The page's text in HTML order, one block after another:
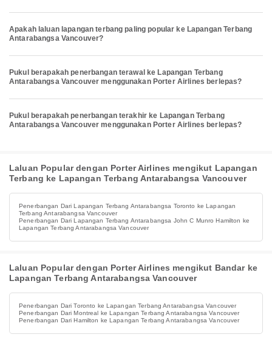
Apakah laluan lapangan terbang paling popular ke Lapangan Terbang
Antarabangsa Vancouver?
Pukul berapakah penerbangan terawal ke Lapangan Terbang
Antarabangsa Vancouver menggunakan Porter Airlines berlepas?
Pukul berapakah penerbangan terakhir ke Lapangan Terbang
Antarabangsa Vancouver menggunakan Porter Airlines berlepas?
Laluan Popular dengan Porter Airlines mengikut Lapangan
Terbang ke Lapangan Terbang Antarabangsa Vancouver
Penerbangan Dari Lapangan Terbang Antarabangsa Toronto ke Lapangan
Terbang Antarabangsa Vancouver
Penerbangan Dari Lapangan Terbang Antarabangsa John C Munro Hamilton ke
Lapangan Terbang Antarabangsa Vancouver
Laluan Popular dengan Porter Airlines mengikut Bandar ke
Lapangan Terbang Antarabangsa Vancouver
Penerbangan Dari Toronto ke Lapangan Terbang Antarabangsa Vancouver
Penerbangan Dari Montreal ke Lapangan Terbang Antarabangsa Vancouver
Penerbangan Dari Hamilton ke Lapangan Terbang Antarabangsa Vancouver